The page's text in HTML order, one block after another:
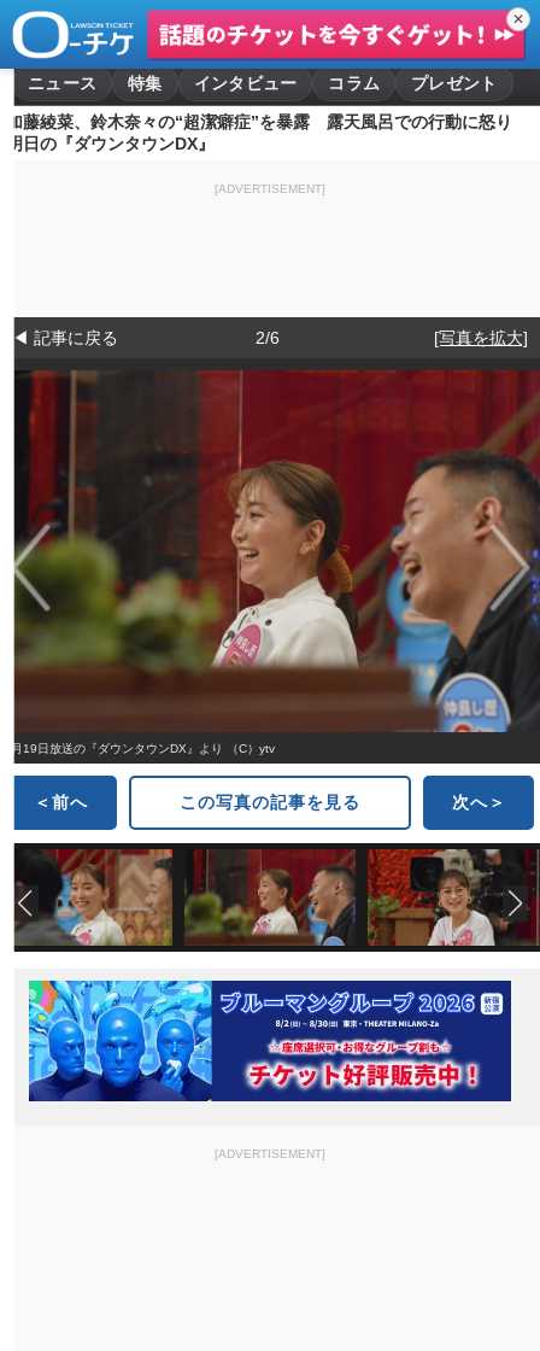
✕
ニュース 特集 インタビュー コラム
プレゼント
加藤綾菜、鈴木奈々の“超潔癖症”を暴露 露天風呂での行動に怒り
明日の『ダウンタウンDX』
[ADVERTISEMENT]
◀ 記事に戻る 2/6 [写真を拡大]
5月19日放送の『ダウンタウンDX』より （C）ytv
＜前へ この写真の記事を見る 次へ＞
[ADVERTISEMENT]